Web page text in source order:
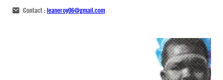
Contact :leaneroy06@gmail.com